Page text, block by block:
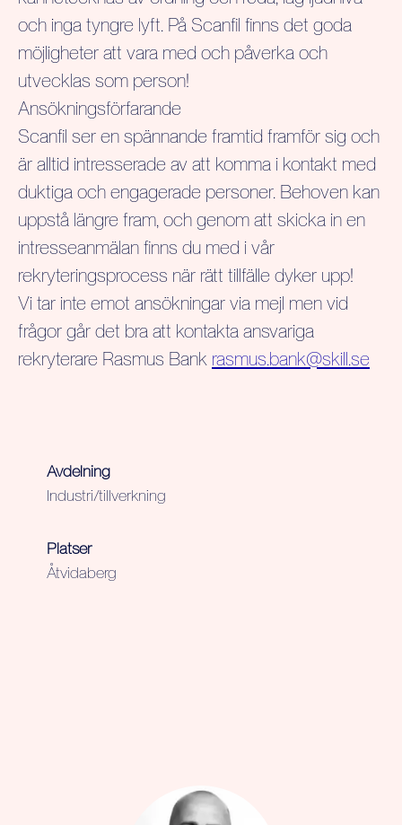
och inga tyngre lyft. På Scanfil finns det goda
möjligheter att vara med och påverka och
utvecklas som person!
Ansökningsförfarande
Scanfil ser en spännande framtid framför sig och
är alltid intresserade av att komma i kontakt med
duktiga och engagerade personer. Behoven kan
uppstå längre fram, och genom att skicka in en
intresseanmälan finns du med i vår
rekryteringsprocess när rätt tillfälle dyker upp!
Vi tar inte emot ansökningar via mejl men vid
frågor går det bra att kontakta ansvariga
rekryterare Rasmus Bank rasmus.bank@skill.se
Avdelning
Industri/tillverkning
Platser
Åtvidaberg